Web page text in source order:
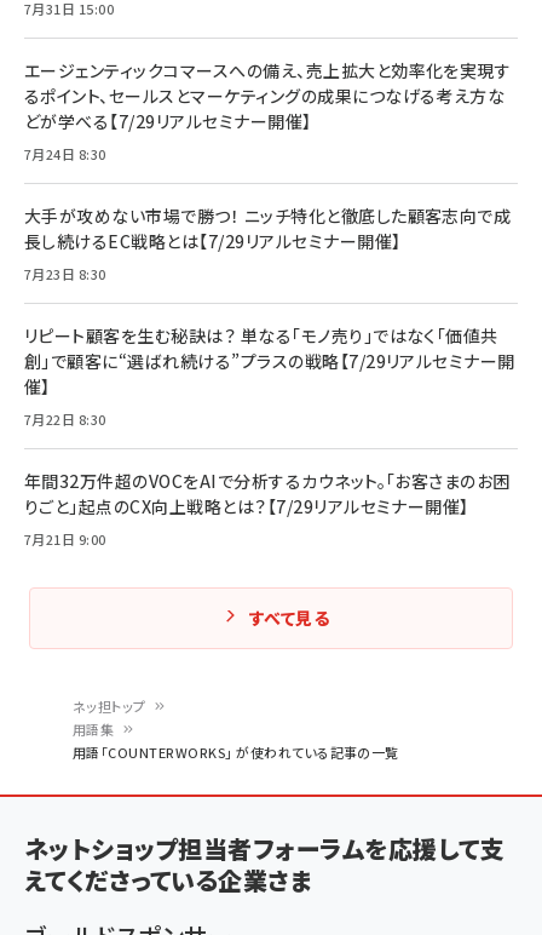
ン
く
ず
ネッ担トップ
用語集
用語「COUNTERWORKS」 が使われている記事の一覧
7月31日 15:00
エージェンティックコマースへの備え、売上拡大と効率化を実現す
るポイント、セールスとマーケティングの成果につなげる考え方な
どが学べる【7/29リアルセミナー開催】
7月24日 8:30
大手が攻めない市場で勝つ！ ニッチ特化と徹底した顧客志向で成
長し続けるEC戦略とは【7/29リアルセミナー開催】
7月23日 8:30
リピート顧客を生む秘訣は？ 単なる「モノ売り」ではなく「価値共
創」で顧客に“選ばれ続ける”プラスの戦略【7/29リアルセミナー開
催】
7月22日 8:30
年間32万件超のVOCをAIで分析するカウネット。「お客さまのお困
りごと」起点のCX向上戦略とは？【7/29リアルセミナー開催】
7月21日 9:00
すべて見る
ネットショップ担当者フォーラムを応援して支
えてくださっている企業さま